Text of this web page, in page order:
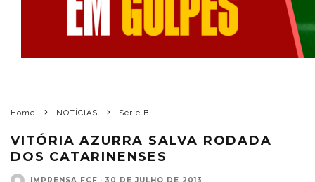
Home NOTÍCIAS Série B
VITÓRIA AZURRA SALVA RODADA
DOS CATARINENSES